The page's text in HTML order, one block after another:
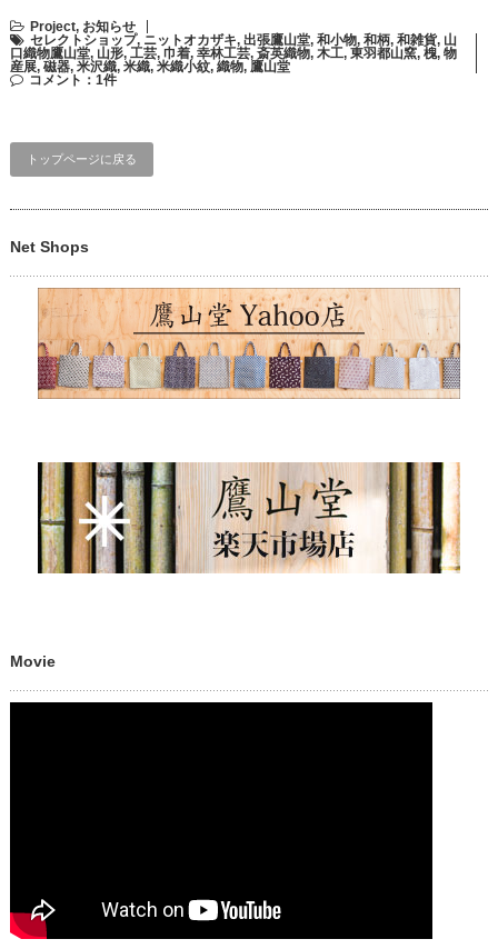
Project, お知らせ
セレクトショップ, ニットオカザキ, 出張鷹山堂, 和小物, 和柄, 和雑貨, 山
口織物鷹山堂, 山形, 工芸, 巾着, 幸林工芸, 斎英織物, 木工, 東羽都山窯, 槐, 物
産展, 磁器, 米沢織, 米織, 米織小紋, 織物, 鷹山堂
コメント：1件
トップページに戻る
Net Shops
Movie